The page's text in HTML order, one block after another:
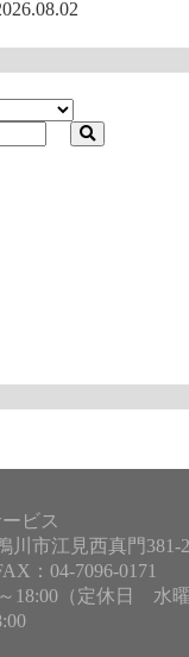
ビス
川市江見西真門381-2
：04-7096-0171
18:00（定休日 水曜